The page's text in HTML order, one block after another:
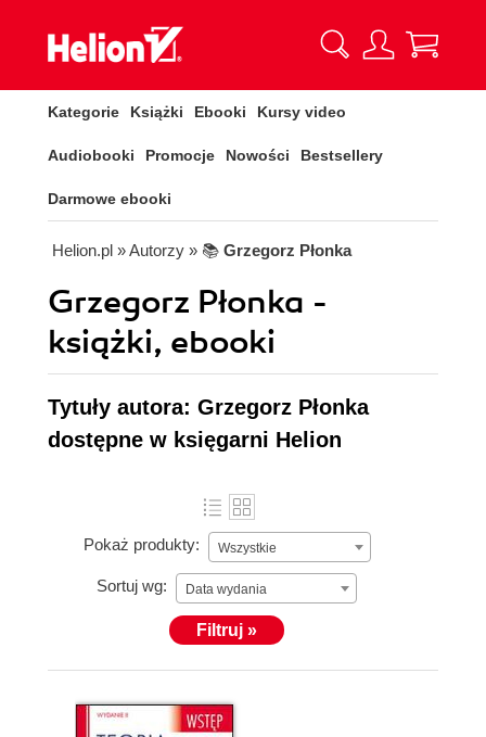
Kategorie Książki Ebooki Kursy video
Audiobooki Promocje Nowości Bestsellery
Darmowe ebooki
Helion.pl » Autorzy » 📚 Grzegorz Płonka
Grzegorz Płonka -
książki, ebooki
Tytuły autora: Grzegorz Płonka
dostępne w księgarni Helion
Pokaż produkty: Wszystkie
Sortuj wg: Data wydania
Filtruj »